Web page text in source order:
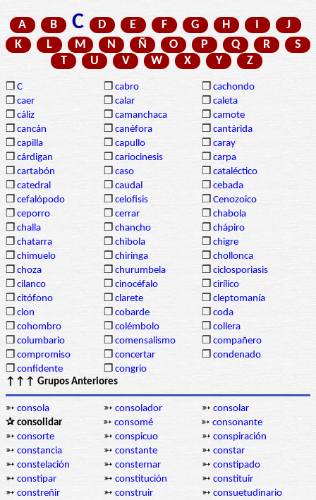
A B C D E F G H I
J
K
L M N Ñ O P Q R
S
T
U V W X Y Z
❒ C ❒ cabro ❒ cachondo
❒ caer ❒ calar ❒ caleta
❒ cáliz ❒ camanchaca ❒ camote
❒ cancán ❒ canéfora ❒ cantárida
❒ capilla ❒ capullo ❒ caray
❒ cárdigan ❒ cariocinesis ❒ carpa
❒ cartabón ❒ caso ❒ cataléctico
❒ catedral ❒ caudal ❒ cebada
❒ cefalópodo ❒ celofisis ❒ Cenozoico
❒ ceporro ❒ cerrar ❒ chabola
❒ challa ❒ chancho ❒ chápiro
❒ chatarra ❒ chibola ❒ chigre
❒ chimuelo ❒ chiringa ❒ chollonca
❒ choza ❒ churumbela ❒ ciclosporiasis
❒ cilanco ❒ cinocéfalo ❒ cirílico
❒ citófono ❒ clarete ❒ cleptomanía
❒ clon ❒ cobarde ❒ coda
❒ cohombro ❒ colémbolo ❒ collera
❒ columbario ❒ comensalismo ❒ compañero
❒ compromiso ❒ concertar ❒ condenado
❒ confidente ❒ congrio
↑↑↑ Grupos Anteriores
➳ consola ➳ consolador ➳ consolar
✰ consolidar
➳ consomé ➳ consonante
➳ consorte ➳ conspicuo ➳ conspiración
➳ constancia ➳ constante ➳ constar
➳ constelación ➳ consternar ➳ constipado
➳ constipar ➳ constitución ➳ constituir
➳ constreñir ➳ construir ➳ consuetudinario